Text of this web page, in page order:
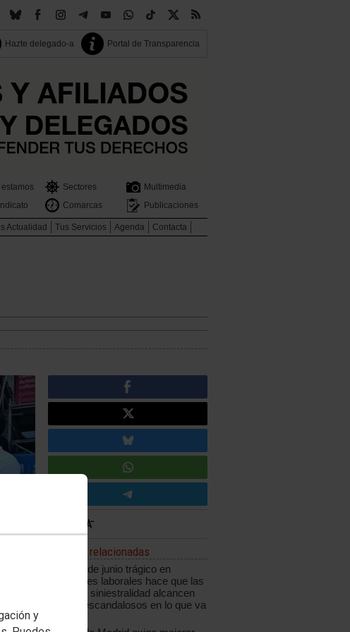
y
Hazte delegado-a Portal de Transparencia
Sectores
Multimedia
Comarcas Publicaciones
Actualidad Tus Servicios Agenda Contacta
Noticias relacionadas
Un mes de junio trágico en
accidentes laborales hace que las
cifras de siniestralidad alcancen
niveles escandalosos en lo que va